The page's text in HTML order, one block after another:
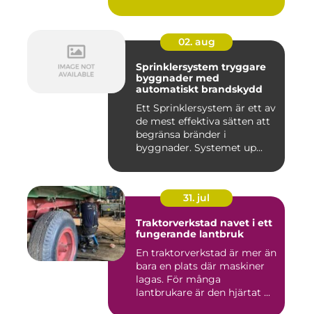
02. aug
Sprinklersystem tryggare
byggnader med
automatiskt brandskydd
Ett Sprinklersystem är ett av
de mest effektiva sätten att
begränsa bränder i
byggnader. Systemet up...
31. jul
Traktorverkstad navet i ett
fungerande lantbruk
En traktorverkstad är mer än
bara en plats där maskiner
lagas. För många
lantbrukare är den hjärtat ...